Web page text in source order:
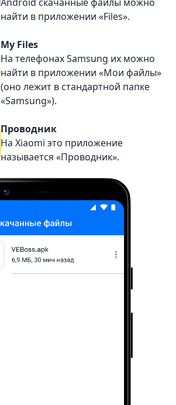
найти в приложении «Files».
My Files
На телефонах Samsung их можно
найти в приложении «Мои файлы»
(оно лежит в стандартной папке
«Samsung»).
Проводник
На Xiaomi это приложение
называется «Проводник».